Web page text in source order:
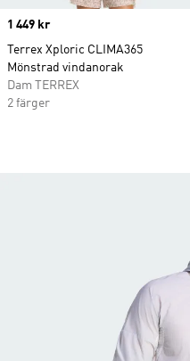
Price
1 449 kr
Terrex Xploric CLIMA365
Mönstrad vindanorak
Dam TERREX
2 färger